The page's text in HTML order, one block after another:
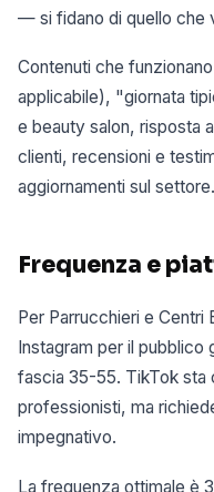
— si fidano di quello che
Contenuti che
applicabile), "giornata
e beauty salon, risposta
clienti, recensioni e
aggiornamenti sul settore.
Frequenza e
Per Parrucchieri e Centri
Instagram per il
fascia 35-55. TikTok sta
professionisti, ma
impegnativo.
La frequenza ottimale è